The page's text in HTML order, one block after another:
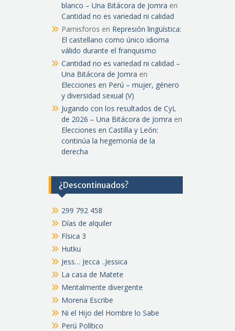
blanco – Una Bitácora de Jomra en
Cantidad no es variedad ni calidad
Pamisforos en Represión lingüística:
El castellano como único idioma
válido durante el franquismo
Cantidad no es variedad ni calidad –
Una Bitácora de Jomra en
Elecciones en Perú – mujer, género
y diversidad sexual (V)
Jugando con los resultados de CyL
de 2026 – Una Bitácora de Jomra en
Elecciones en Castilla y León:
continúa la hegemonía de la
derecha
¿Descontinuados?
299 792 458
Días de alquiler
Física 3
Hutku
Jess… Jecca ..Jessica
La casa de Matete
Mentalmente divergente
Morena Escribe
Ni el Hijo del Hombre lo Sabe
Perú Político